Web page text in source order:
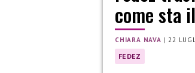
come sta
CHIARA NAVA |22
FEDEZ